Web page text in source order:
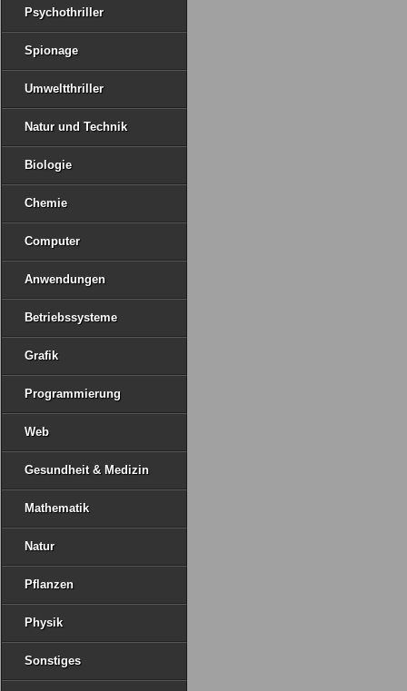
Psychothriller
Spionage
Umweltthriller
Natur und Technik
Biologie
Chemie
Computer
Anwendungen
Betriebssysteme
Grafik
Programmierung
Web
Gesundheit & Medizin
Mathematik
Natur
Pflanzen
Physik
Sonstiges